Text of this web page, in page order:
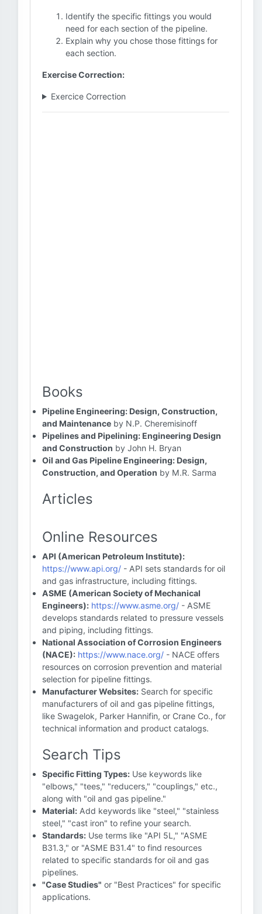
Identify the specific fittings you would
need for each section of the pipeline.
Explain why you chose those fittings for
each section.
Exercise Correction:
Exercice Correction
Books
Pipeline Engineering: Design, Construction,
and Maintenance by N.P. Cheremisinoff
Pipelines and Pipelining: Engineering Design
and Construction by John H. Bryan
Oil and Gas Pipeline Engineering: Design,
Construction, and Operation by M.R. Sarma
Articles
Online Resources
API (American Petroleum Institute):
https://www.api.org/ - API sets standards for oil
and gas infrastructure, including fittings.
ASME (American Society of Mechanical
Engineers): https://www.asme.org/ - ASME
develops standards related to pressure vessels
and piping, including fittings.
National Association of Corrosion Engineers
(NACE): https://www.nace.org/ - NACE offers
resources on corrosion prevention and material
selection for pipeline fittings.
Manufacturer Websites: Search for specific
manufacturers of oil and gas pipeline fittings,
like Swagelok, Parker Hannifin, or Crane Co., for
technical information and product catalogs.
Search Tips
Specific Fitting Types: Use keywords like
"elbows," "tees," "reducers," "couplings," etc.,
along with "oil and gas pipeline."
Material: Add keywords like "steel," "stainless
steel," "cast iron" to refine your search.
Standards: Use terms like "API 5L," "ASME
B31.3," or "ASME B31.4" to find resources
related to specific standards for oil and gas
pipelines.
"Case Studies" or "Best Practices" for specific
applications.